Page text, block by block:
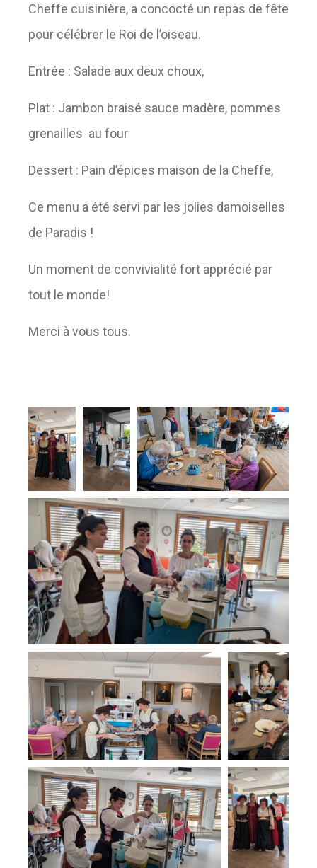
Cheffe cuisinière, a concocté un repas de fête
pour célébrer le Roi de l’oiseau.
Entrée : Salade aux deux choux,
Plat : Jambon braisé sauce madère, pommes
grenailles au four
Dessert : Pain d’épices maison de la Cheffe,
Ce menu a été servi par les jolies damoiselles
de Paradis !
Un moment de convivialité fort apprécié par
tout le monde!
Merci à vous tous.